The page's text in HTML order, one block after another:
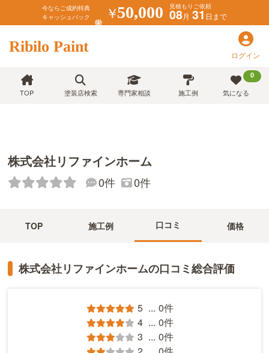
今ならご成約特典
キャッシュバック
￥50,000 見積もりご依頼
08月 31日まで
Ribilo Paint ログイン
TOP 塗装店検索 専門家相談 施工例
0
気になる
株式会社リファインホーム
0件 0件
TOP 施工例 口コミ 価格
株式会社リファインホームの口コミ総合評価
5 ... 0件
4 ... 0件
3 ... 0件